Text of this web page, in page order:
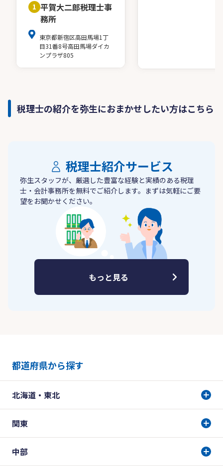
1 平賀大二郎税理士事
務所
東京都新宿区高田馬場1丁
目31番8号高田馬場ダイカ
ンプラザ805
税理士の紹介を弥生におまかせしたい方はこちら
税理士紹介サービス
弥生スタッフが、厳選した豊富な経験と実績のある税理
士・会計事務所を無料でご紹介します。まずは気軽にご要
望をお聞かせください。
もっと見る
都道府県から探す
北海道・東北
関東
中部